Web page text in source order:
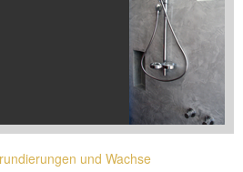
und Wachse